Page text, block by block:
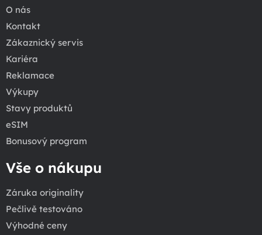
O nás
Kontakt
Zákaznický servis
Kariéra
Reklamace
Výkupy
Stavy produktů
eSIM
Bonusový program
Vše o nákupu
Záruka originality
Pečlivě testováno
Výhodné ceny